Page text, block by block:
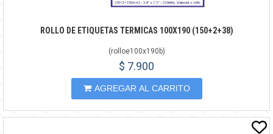
ROLLO DE ETIQUETAS TERMICAS 100X190 (150+2+38)
(rolloe100x190b)
$ 7.900
AGREGAR AL CARRITO